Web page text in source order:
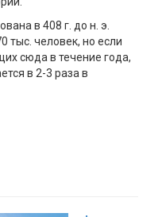
в 408 г. до н. э.
тыс. человек, но если
сюда в течение года,
в 2-3 раза в